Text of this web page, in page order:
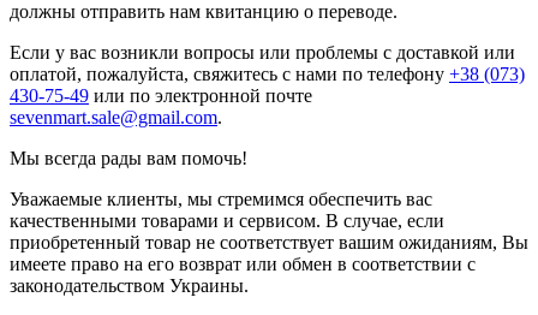
должны отправить нам квитанцию о переводе.
Если у вас возникли вопросы или проблемы с доставкой или
оплатой, пожалуйста, свяжитесь с нами по телефону +38 (073)
430-75-49 или по электронной почте
sevenmart.sale@gmail.com.
Мы всегда рады вам помочь!
Уважаемые клиенты, мы стремимся обеспечить вас
качественными товарами и сервисом. В случае, если
приобретенный товар не соответствует вашим ожиданиям, Вы
имеете право на его возврат или обмен в соответствии с
законодательством Украины.